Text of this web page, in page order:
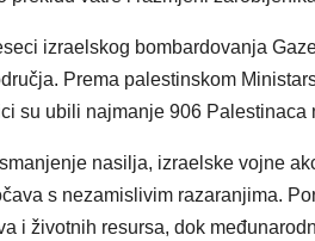
izraelskog bombardovanja
Prema palestinskom
su ubili najmanje 906
nasilja, izraelske vojne
s nezamislivim razaranjima.
i životnih resursa, dok